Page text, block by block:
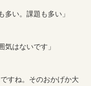
い。課題も多い」
はないです」
すね。そのおかげか大